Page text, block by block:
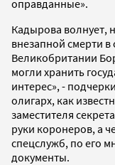
оправданные».
Кадырова волнует,
внезапной смерти
Великобритании
могли хранить
интерес», -
олигарх, как
заместителя
руки коронеров, а
спецслужб, по его
документы.